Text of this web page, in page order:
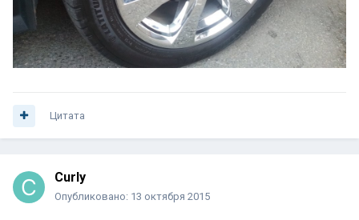
Цитата
Curly
Опубликовано: 13 октября 2015